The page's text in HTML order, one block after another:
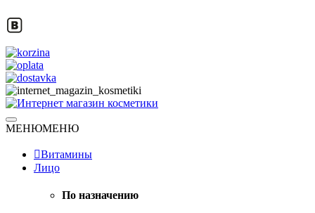
to
content
Интернет магазин косметики
Натуральная косметика
МЕНЮМЕНЮ
Витамины
Лицо
По назначению